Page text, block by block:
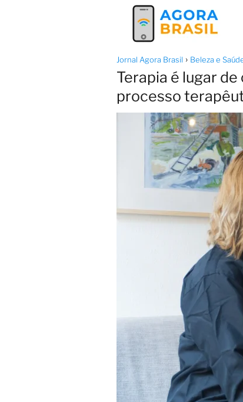
Jornal Agora Brasil Beleza e
Terapia é lugar
processo